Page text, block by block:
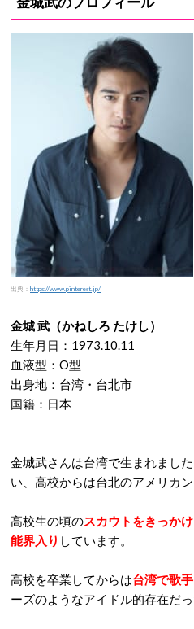
出典： https://www.pinterest.jp/
金城 武（かねしろ たけし）
生年月日：1973.10.11
血液型：O型
出身地：台湾・台北市
国籍：日本
金城武さんは台湾で生まれまし
い、高校からは台北のアメリカ
高校生の頃のスカウトをきっか
能界入り しています。
高校を卒業してからは台湾で歌手
ーズのようなアイドル的存在だっ